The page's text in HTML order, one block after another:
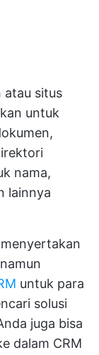
atau situs
untuk
nama,
lainnya
untuk para
solusi
juga bisa
dalam CRM